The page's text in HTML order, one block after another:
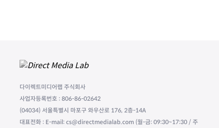
다이렉트미디어랩 주식회사
사업자등록번호 : 806-86-02642
(04034) 서울특별시 마포구 와우산로 176, 2층-14A
대표전화 : E-mail: cs@directmedialab.com (월-금: 09:30~17:30 / 주